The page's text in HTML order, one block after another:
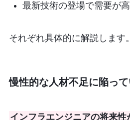
最新技術の登場で需要が
それぞれ具体的に解説します。
慢性的な人材不足に陥っ
インフラエンジニアの将来性